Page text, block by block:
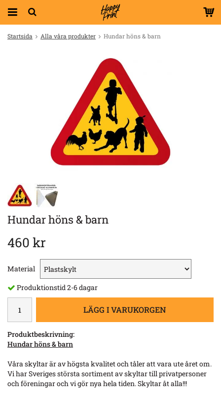
Startsida Alla våra produkter Hundar höns & barn
Hundar höns & barn
460 kr
Material
Produktionstid 2-6 dagar
LÄGG I VARUKORGEN
Produktbeskrivning:
Hundar höns & barn​
Våra skyltar är av högsta kvalitet och tåler att vara ute året om.
Vi har Sveriges största sortiment av skyltar till privatpersoner
och föreningar och vi gör nya hela tiden. Skyltar åt alla!!!